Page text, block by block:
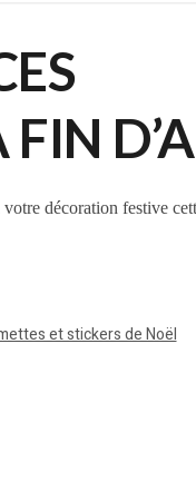
décoration festive
et stickers de Noël